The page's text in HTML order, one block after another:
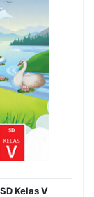
Kelas V